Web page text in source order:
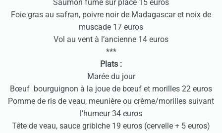
Saumon fumé sur place 15 euros
Foie gras au safran, poivre noir de Madagascar et noix de
muscade 17 euros
Vol au vent à l’ancienne 14 euros
***
Plats :
Marée du jour
Bœuf bourguignon à la joue de bœuf et morilles 22 euros
Pomme de ris de veau, meunière ou crème/morilles suivant
l’humeur 34 euros
Tête de veau, sauce gribiche 19 euros (cervelle + 5 euros)